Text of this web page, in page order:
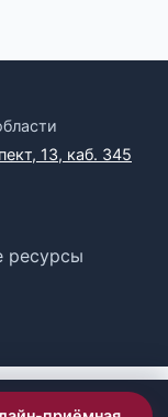
13, каб. 345
ресурсы